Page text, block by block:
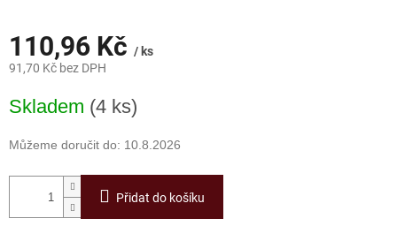
110,96 Kč / ks
91,70 Kč bez DPH
cena:
Skladem (4 ks)
Můžeme doručit do: 10.8.2026
Přidat do košíku